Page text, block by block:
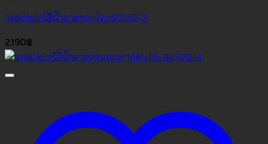
วอลเปเปอร์สีน้ำตาลทอง No.61048-3
2,190฿